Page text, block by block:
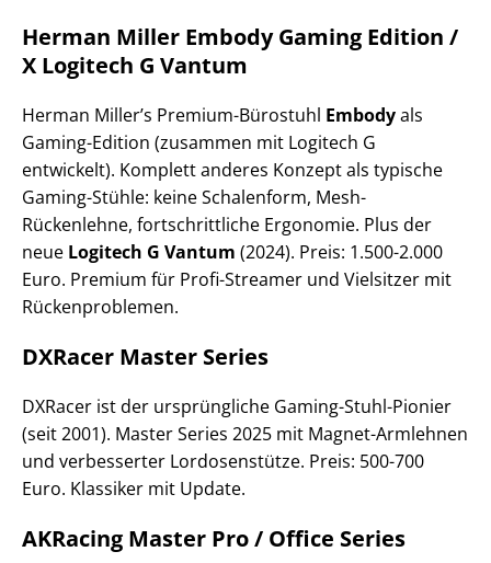
Herman Miller Embody Gaming Edition /
X Logitech G Vantum
Herman Miller’s Premium-Bürostuhl Embodyals
Gaming-Edition (zusammen mit Logitech G
entwickelt). Komplett anderes Konzept als typische
Gaming-Stühle: keine Schalenform, Mesh-
Rückenlehne, fortschrittliche Ergonomie. Plus der
neue Logitech G Vantum (2024). Preis: 1.500-2.000
Euro. Premium für Profi-Streamer und Vielsitzer mit
Rückenproblemen.
DXRacer Master Series
DXRacer ist der ursprüngliche Gaming-Stuhl-Pionier
(seit 2001). Master Series 2025 mit Magnet-Armlehnen
und verbesserter Lordosenstütze. Preis: 500-700
Euro. Klassiker mit Update.
AKRacing Master Pro / Office Series